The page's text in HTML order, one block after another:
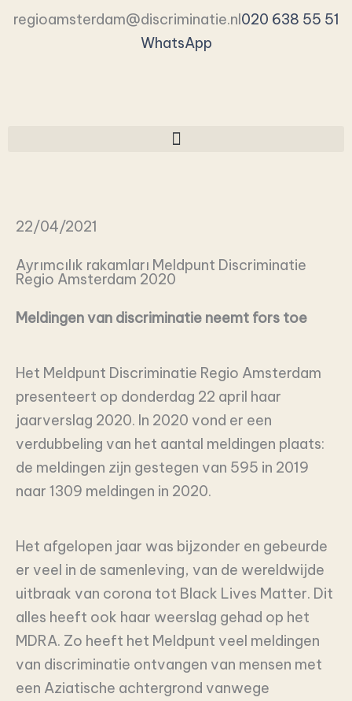
İçeriğe
regioamsterdam@discriminatie.nl020 638 55 51
WhatsApp
22/04/2021
Ayrımcılık rakamları Meldpunt Discriminatie
Regio Amsterdam 2020
Meldingen van discriminatie neemt fors toe
Het Meldpunt Discriminatie Regio Amsterdam
presenteert op donderdag 22 april haar
jaarverslag 2020. In 2020 vond er een
verdubbeling van het aantal meldingen plaats:
de meldingen zijn gestegen van 595 in 2019
naar 1309 meldingen in 2020.
Het afgelopen jaar was bijzonder en gebeurde
er veel in de samenleving, van de wereldwijde
uitbraak van corona tot Black Lives Matter. Dit
alles heeft ook haar weerslag gehad op het
MDRA. Zo heeft het Meldpunt veel meldingen
van discriminatie ontvangen van mensen met
een Aziatische achtergrond vanwege